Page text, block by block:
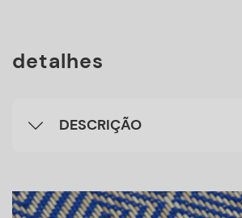
detalhes
DESCRIÇÃO